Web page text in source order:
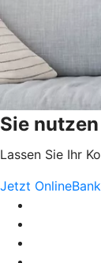
Sie
Lassen Sie Ihr
Jetzt